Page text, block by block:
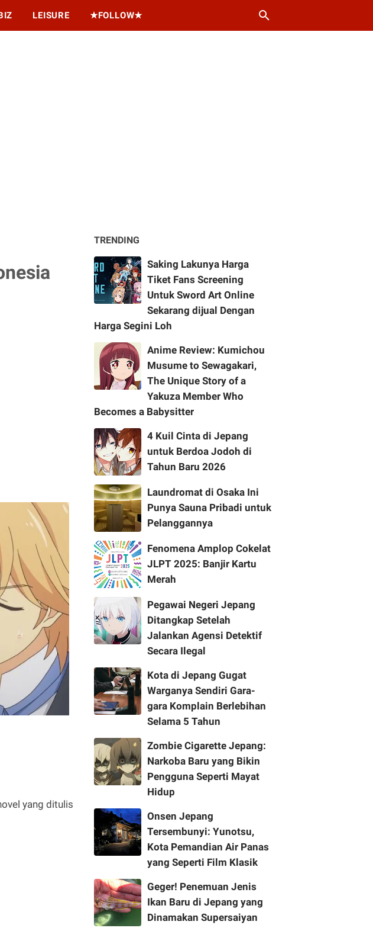
LEISURE ★FOLLOW★
yang ditulis
TRENDING
Saking Lakunya Harga
Tiket Fans Screening
Untuk Sword Art Online
Sekarang dijual Dengan
Harga Segini Loh
Anime Review: Kumichou
Musume to Sewagakari,
The Unique Story of a
Yakuza Member Who
Becomes a Babysitter
4 Kuil Cinta di Jepang
untuk Berdoa Jodoh di
Tahun Baru 2026
Laundromat di Osaka Ini
Punya Sauna Pribadi untuk
Pelanggannya
Fenomena Amplop Cokelat
JLPT 2025: Banjir Kartu
Merah
Pegawai Negeri Jepang
Ditangkap Setelah
Jalankan Agensi Detektif
Secara Ilegal
Kota di Jepang Gugat
Warganya Sendiri Gara-
gara Komplain Berlebihan
Selama 5 Tahun
Zombie Cigarette Jepang:
Narkoba Baru yang Bikin
Pengguna Seperti Mayat
Hidup
Onsen Jepang
Tersembunyi: Yunotsu,
Kota Pemandian Air Panas
yang Seperti Film Klasik
Geger! Penemuan Jenis
Ikan Baru di Jepang yang
Dinamakan Supersaiyan